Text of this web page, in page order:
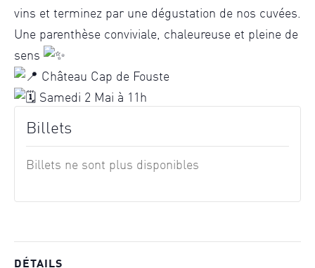
vins et terminez par une dégustation de nos cuvées.
Une parenthèse conviviale, chaleureuse et pleine de
sens
Château Cap de Fouste
Samedi 2 Mai à 11h
DÉTAILS
Billets
Billets ne sont plus disponibles